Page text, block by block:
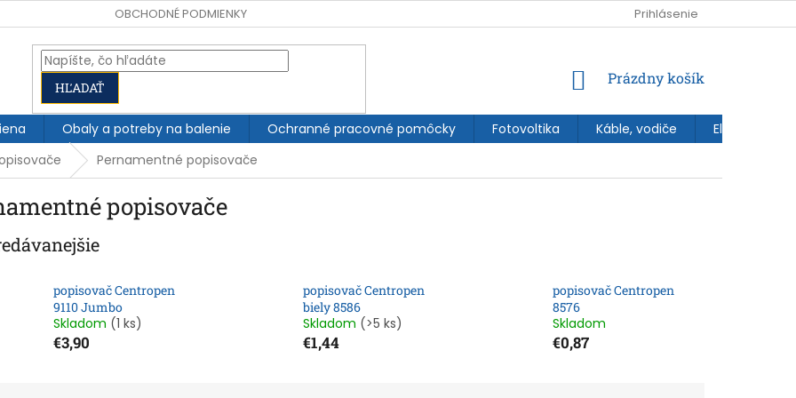
OBCHODNÉ PODMIENKY Prihlásenie
HĽADAŤ
NÁKUPNÝ
Prázdny košík
Obaly a potreby na balenie Ochranné pracovné pomôcky Fotovoltika Káble, vodiče
Pernamentné popisovače
popisovače
popisovač Centropen
9110 Jumbo
Skladom (1 ks)
€3,90
popisovač Centropen
biely 8586
Skladom (>5 ks)
€1,44
popisovač Centropen
8576
Skladom
€0,87